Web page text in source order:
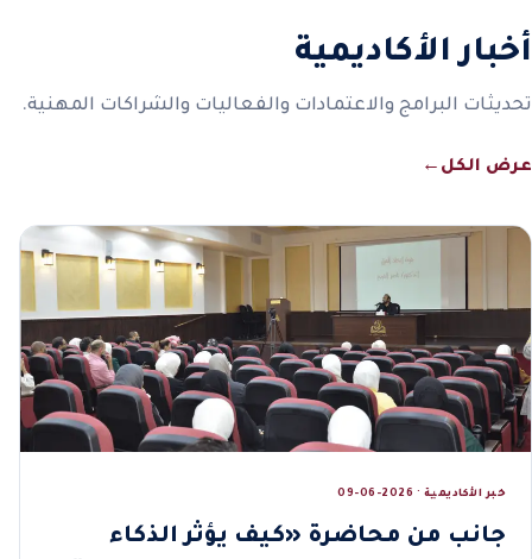
أخبار الأكاديمية
تحديثات البرامج والاعتمادات والفعاليات والشراكات المهنية.
عرض الكل ←
خبر الأكاديمية · 2026-06-09
جانب من محاضرة «كيف يؤثر الذكاء